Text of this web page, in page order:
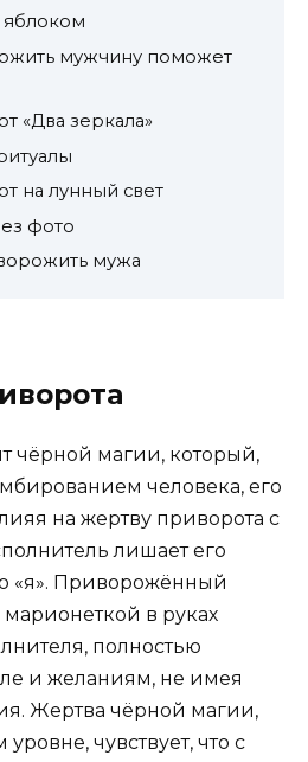
мужчину поможет
«Два зеркала»
на лунный свет
фото
мужа
чёрной магии, который,
человека, его
на жертву приворота с
лишает его
«я». Приворожённый
марионеткой в руках
полностью
и желаниям, не имея
Жертва чёрной магии,
чувствует, что с